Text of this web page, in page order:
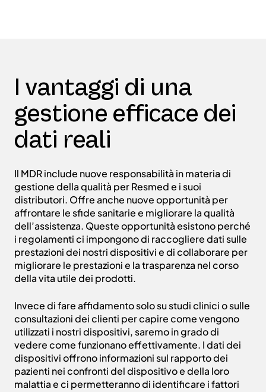
I vantaggi di una
gestione efficace dei
dati reali
Il MDR include nuove responsabilità in materia di
gestione della qualità per Resmed e i suoi
distributori. Offre anche nuove opportunità per
affrontare le sfide sanitarie e migliorare la qualità
dell’assistenza. Queste opportunità esistono perché
i regolamenti ci impongono di raccogliere dati sulle
prestazioni dei nostri dispositivi e di collaborare per
migliorare le prestazioni e la trasparenza nel corso
della vita utile dei prodotti.
Invece di fare affidamento solo su studi clinici o sulle
consultazioni dei clienti per capire come vengono
utilizzati i nostri dispositivi, saremo in grado di
vedere come funzionano effettivamente. I dati dei
dispositivi offrono informazioni sul rapporto dei
pazienti nei confronti del dispositivo e della loro
malattia e ci permetteranno di identificare i fattori